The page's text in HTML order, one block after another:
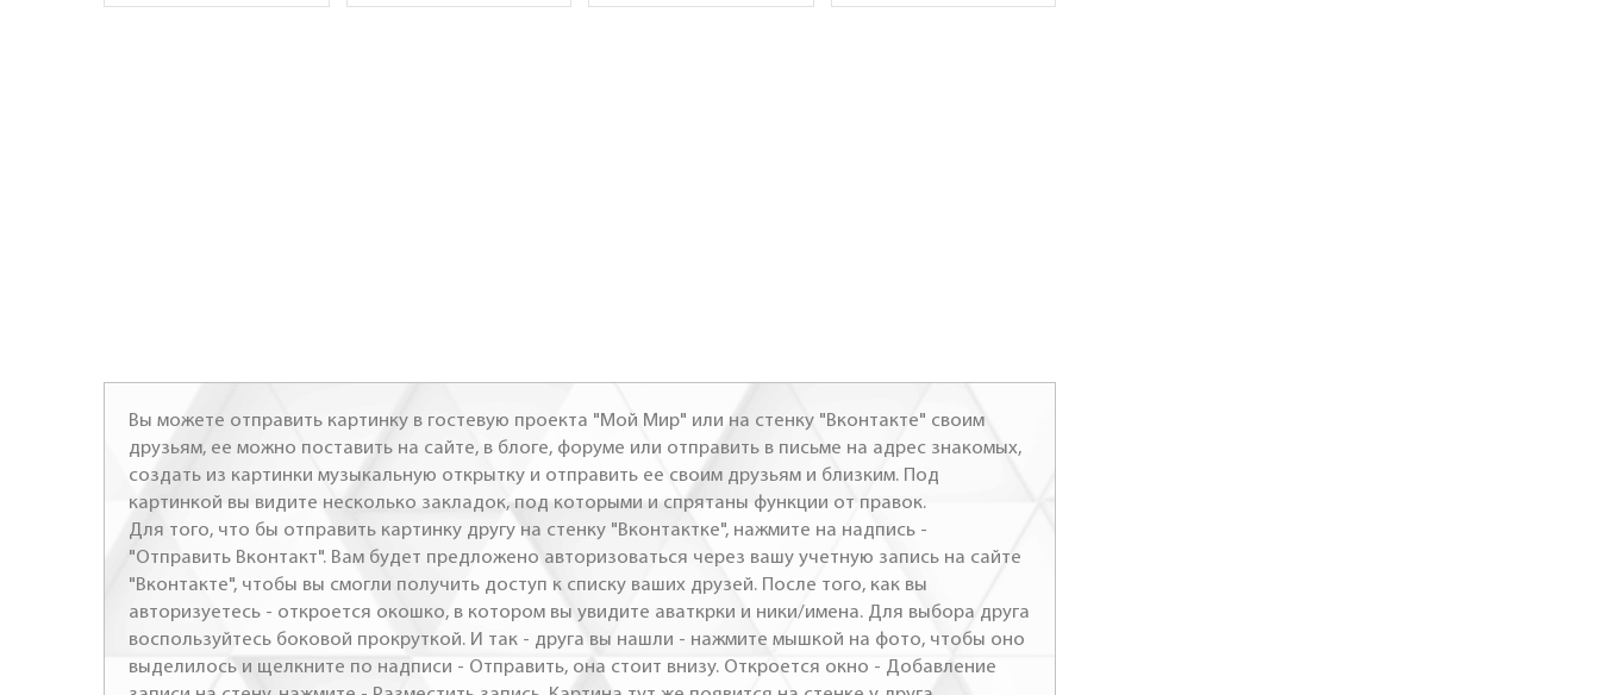
Вы можете отправить картинку в гостевую проекта "Мой Мир" или на стенку "Вконтакте" своим
друзьям, ее можно поставить на сайте, в блоге, форуме или отправить в письме на адрес знакомых,
создать из картинки музыкальную открытку и отправить ее своим друзьям и близким. Под
картинкой вы видите несколько закладок, под которыми и спрятаны функции от правок.
Для того, что бы отправить картинку другу на стенку "Вконтактке", нажмите на надпись -
"Отправить Вконтакт". Вам будет предложено авторизоваться через вашу учетную запись на сайте
"Вконтакте", чтобы вы смогли получить доступ к списку ваших друзей. После того, как вы
авторизуетесь - откроется окошко, в котором вы увидите аваткрки и ники/имена. Для выбора друга
воспользуйтесь боковой прокруткой. И так - друга вы нашли - нажмите мышкой на фото, чтобы оно
выделилось и щелкните по надписи - Отправить, она стоит внизу. Откроется окно - Добавление